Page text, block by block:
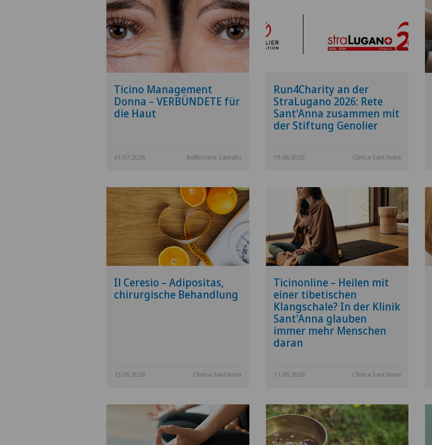
Ticino Management
Donna – VERBÜNDETE für
die Haut
01.07.2026 Bellinzona Castello
Run4Charity an der
StraLugano 2026: Rete
Sant'Anna zusammen mit
der Stiftung Genolier
19.06.2026 Clinica Sant'Anna
Il Ceresio – Adipositas,
chirurgische Behandlung
15.06.2026 Clinica Sant'Anna
Ticinonline – Heilen mit
einer tibetischen
Klangschale? In der Klinik
Sant'Anna glauben
immer mehr Menschen
daran
11.06.2026 Clinica Sant'Anna